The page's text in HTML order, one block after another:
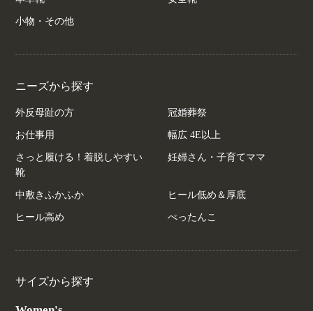
小物・その他
ニーズから探す
外反母趾の方 冠婚葬祭
お仕事用 幅広 4E以上
さっと履ける！着脱しやすい
靴
妊婦さん・子育てママ
中敷きふかふか ヒール低め＆厚底
ヒール高め ぺったんこ
サイズから探す